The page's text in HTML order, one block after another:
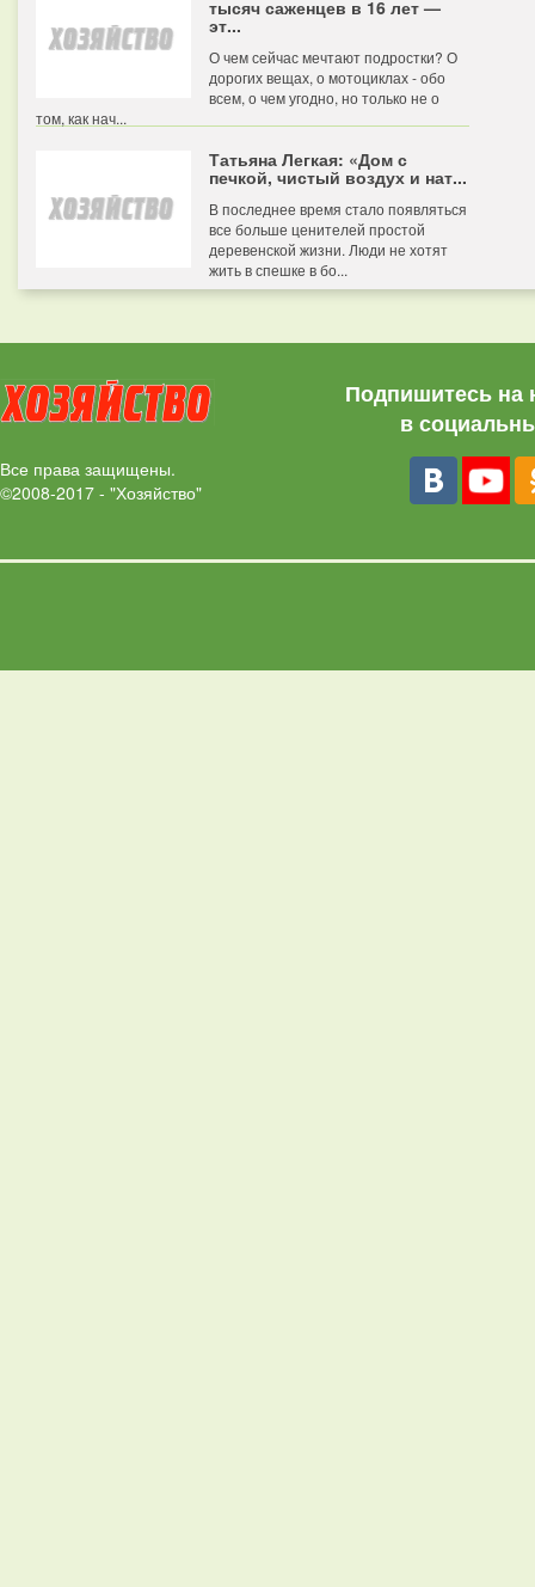
тысяч саженцев в 16 лет —
эт...
О чем сейчас мечтают подростки? О
дорогих вещах, о мотоциклах - обо
всем, о чем угодно, но только не о
том, как нач...
Татьяна Легкая: «Дом с
печкой, чистый воздух и нат...
В последнее время стало появляться
все больше ценителей простой
деревенской жизни. Люди не хотят
жить в спешке в бо...
Все права защищены.
©2008-2017 - "Хозяйство"
Подпишитесь на
в